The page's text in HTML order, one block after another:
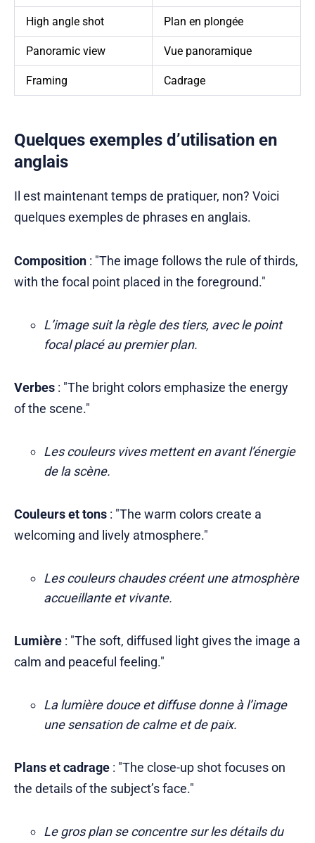
High angle shot Plan en plongée
Panoramic view Vue panoramique
Framing Cadrage
Quelques exemples d’utilisation en
anglais
Il est maintenant temps de pratiquer, non? Voici
quelques exemples de phrases en anglais.
Composition : "The image follows the rule of thirds,
with the focal point placed in the foreground."
L’image suit la règle des tiers, avec le point
focal placé au premier plan.
Verbes : "The bright colors emphasize the energy
of the scene."
Les couleurs vives mettent en avant l’énergie
de la scène.
Couleurs et tons : "The warm colors create a
welcoming and lively atmosphere."
Les couleurs chaudes créent une atmosphère
accueillante et vivante.
Lumière : "The soft, diffused light gives the image a
calm and peaceful feeling."
La lumière douce et diffuse donne à l’image
une sensation de calme et de paix.
Plans et cadrage : "The close-up shot focuses on
the details of the subject’s face."
Le gros plan se concentre sur les détails du